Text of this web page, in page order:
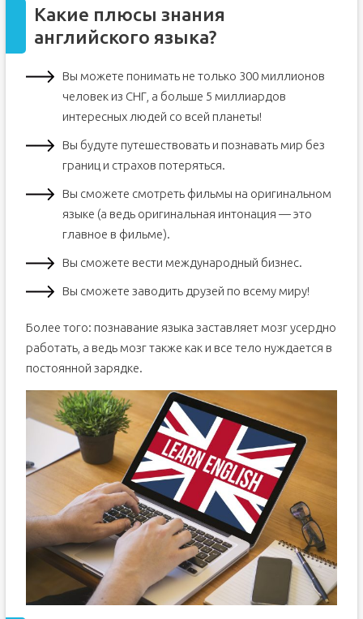
Какие плюсы знания
английского языка?
Вы можете понимать не только 300 миллионов
человек из СНГ, а больше 5 миллиардов
интересных людей со всей планеты!
Вы будуте путешествовать и познавать мир без
границ и страхов потеряться.
Вы сможете смотреть фильмы на оригинальном
языке (а ведь оригинальная интонация — это
главное в фильме).
Вы сможете вести международный бизнес.
Вы сможете заводить друзей по всему миру!
Более того: познавание языка заставляет мозг усердно
работать, а ведь мозг также как и все тело нуждается в
постоянной зарядке.